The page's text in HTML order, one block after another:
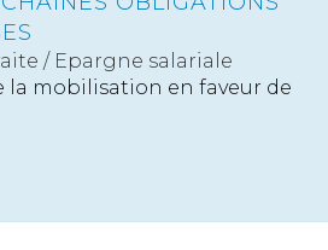
/ Epargne salariale
la mobilisation en faveur de